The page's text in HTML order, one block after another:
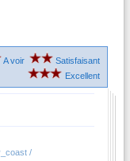
A voir
Satisfaisant
Excellent
/